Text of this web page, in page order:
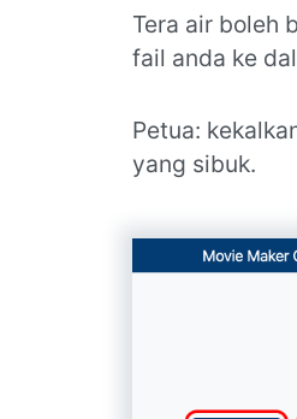
Tera air boleh
fail anda ke
Petua:
yang sibuk.